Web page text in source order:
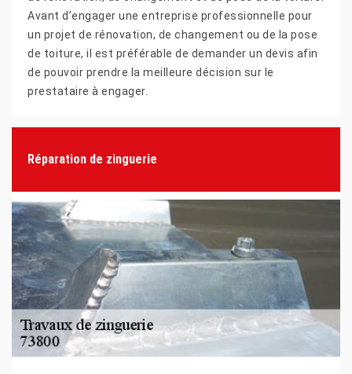
Avant d’engager une entreprise professionnelle pour
un projet de rénovation, de changement ou de la pose
de toiture, il est préférable de demander un devis afin
de pouvoir prendre la meilleure décision sur le
prestataire à engager.
Réparation de zinguerie